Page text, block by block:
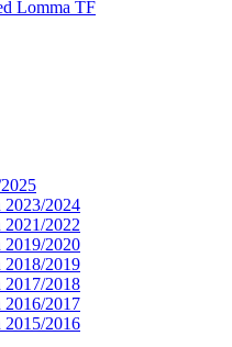
Lomma TF
2023/2024
2021/2022
2019/2020
2018/2019
2017/2018
2016/2017
2015/2016